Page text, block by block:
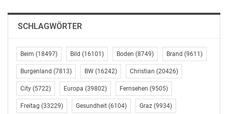
SCHLAGWÖRTER
Beim (18497) Bild (16101) Boden (8749) Brand (9611)
Burgenland (7813) BW (16242) Christian (20426)
City (5722) Europa (39802) Fernsehen (9505)
Freitag (33229) Gesundheit (6104) Graz (9934)